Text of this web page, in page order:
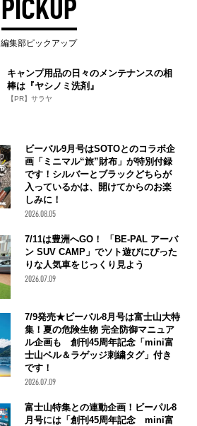
PICKUP
編集部ピックアップ
キャンプ用品の日々のメンテナンスの相
棒は『ヤシノミ洗剤』
【PR】サラヤ
ビーパル9月号はSOTOとのコラボ企
画「ミニマル“旅”財布」が特別付録
です！シルバーとブラックどちらが
入っているかは、開けてからのお楽
しみに！
2026.08.05
7/11は豊洲へGO！ 「BE-PAL アーバ
ン SUV CAMP」でソト遊びにぴった
りな人気車をじっくり見よう
2026.07.09
7/9発売★ビーパル8月号は富士山大特
集！夏の危険生物 完全防御マニュア
ル企画も 創刊45周年記念「mini富
士山ベル＆ラゲッジ刺繍タグ」付き
です！
2026.07.09
富士山特集との連動企画！ビーパル8
月号には「創刊45周年記念 mini富